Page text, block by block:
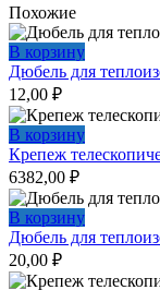
Похожие
В корзину
Дюбель для
12,00 ₽
В корзину
Крепеж
6382,00 ₽
В корзину
Дюбель для
20,00 ₽